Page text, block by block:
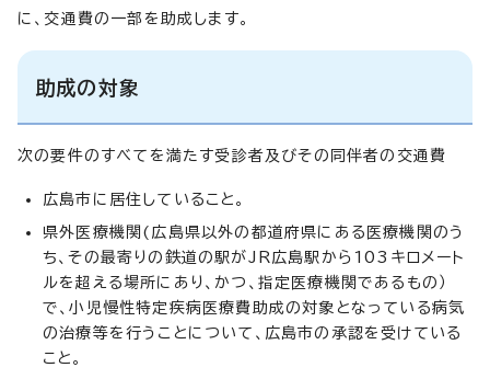
に、交通費の一部を助成します。
助成の対象
次の要件のすべてを満たす受診者及びその同伴者の交通費
広島市に居住していること。
県外医療機関(広島県以外の都道府県にある医療機関のう
ち、その最寄りの鉄道の駅がJR広島駅から103キロメート
ルを超える場所にあり、かつ、指定医療機関であるもの）
で、小児慢性特定疾病医療費助成の対象となっている病気
の治療等を行うことについて、広島市の承認を受けている
こと。